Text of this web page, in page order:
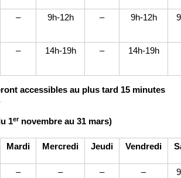
– 9h-12h – 9h-12h
– 14h-19h – 14h-19h
accessibles au plus tard 15 minutes
1ernovembre au 31 mars)
Mardi Mercredi Jeudi Vendredi
– – – –